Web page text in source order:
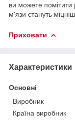
ви можете помітити
м'язи стануть
Приховати
Характеристики
Основні
Виробник
Країна виробник